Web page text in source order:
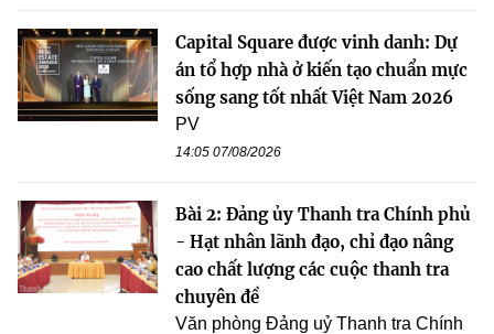
Capital Square được vinh danh: Dự
án tổ hợp nhà ở kiến tạo chuẩn mực
sống sang tốt nhất Việt Nam 2026
PV
14:05 07/08/2026
Bài 2: Đảng ủy Thanh tra Chính phủ
- Hạt nhân lãnh đạo, chỉ đạo nâng
cao chất lượng các cuộc thanh tra
chuyên đề
Văn phòng Đảng uỷ Thanh tra Chính